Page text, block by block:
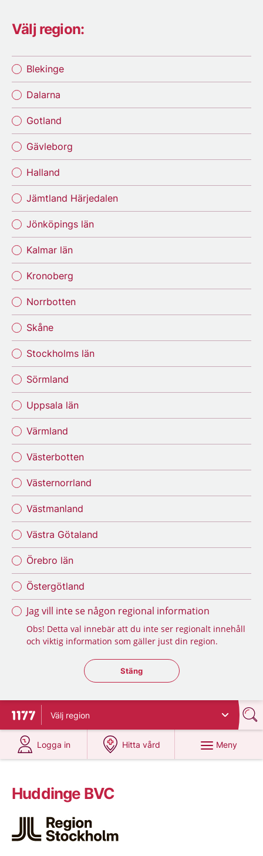
Välj region:
Blekinge
Dalarna
Gotland
Gävleborg
Halland
Jämtland Härjedalen
Jönköpings län
Kalmar län
Kronoberg
Norrbotten
Skåne
Stockholms län
Sörmland
Uppsala län
Värmland
Västerbotten
Västernorrland
Västmanland
Västra Götaland
Örebro län
Östergötland
Jag vill inte se någon regional information
Obs! Detta val innebär att du inte ser regionalt innehåll
och viktig information som gäller just din region.
Stäng regionsväljaren
Stäng
Till startsidan för 1177
Välj region
Logga in
på 1177.se
Hitta vård
på 1177.se
Meny
Huddinge BVC